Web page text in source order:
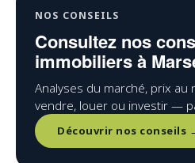
NOS CONSEILS
Consultez nos
immobiliers à
Analyses du marché, prix au
vendre, louer ou investir —
Découvrir nos conseils